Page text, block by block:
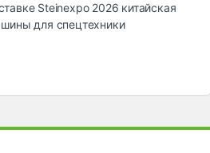
Steinexpo 2026 китайская
для спецтехники